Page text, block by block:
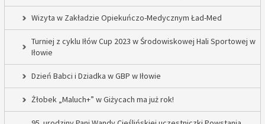
Wizyta w Zakładzie Opiekuńczo-Medycznym Ład-Med
Turniej z cyklu Iłów Cup 2023 w Środowiskowej Hali Sportowej w
Iłowie
Dzień Babci i Dziadka w GBP w Iłowie
Żłobek „Maluch+” w Giżycach ma już rok!